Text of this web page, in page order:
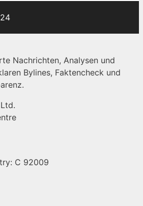
Nachrichten, Analysen und
Bylines, Faktencheck und
C 92009